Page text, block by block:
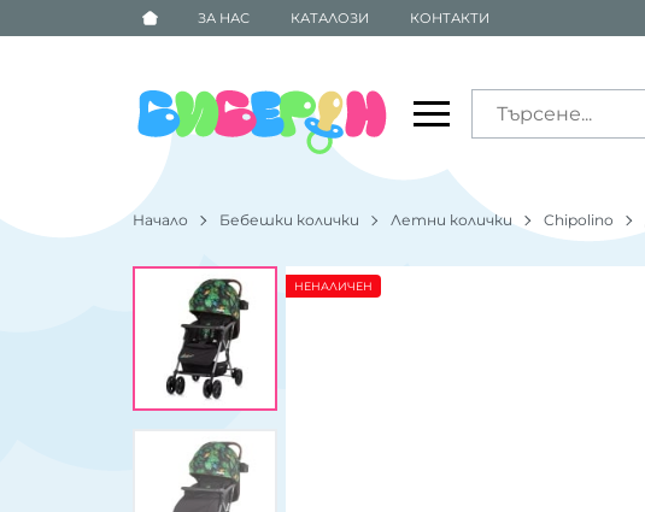
ЗА НАС КАТАЛОЗИ КОНТАКТИ
Начало Бебешки колички Летни колички Chipolino
НЕНАЛИЧЕН